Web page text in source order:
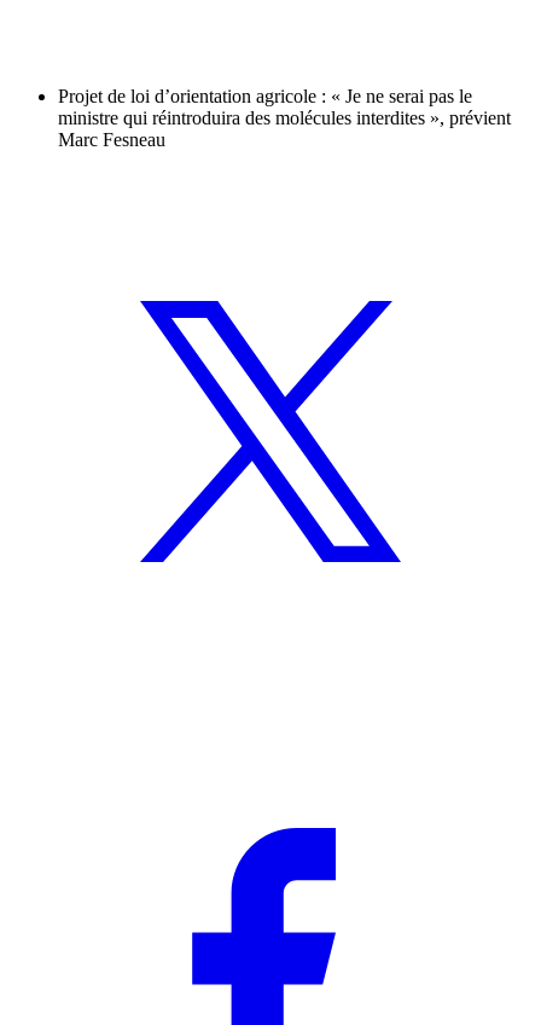
Projet de loi d’orientation agricole : « Je ne serai pas le
ministre qui réintroduira des molécules interdites », prévient
Marc Fesneau